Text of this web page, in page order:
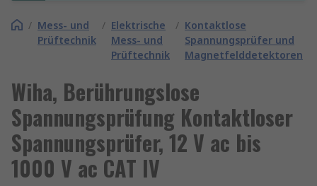
/ Mess- und
Prüftechnik
/ Elektrische
Mess- und
Prüftechnik
/ Kontaktlose
Spannungsprüfer und
Magnetfelddetektoren
Wiha, Berührungslose
Spannungsprüfung Kontaktloser
Spannungsprüfer, 12 V ac bis
1000 V ac CAT IV